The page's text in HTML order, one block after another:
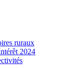
ruraux
2024